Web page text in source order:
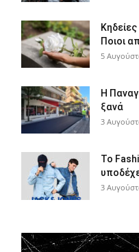
Ποιοι
5
Η
ξανά
3
Το
3